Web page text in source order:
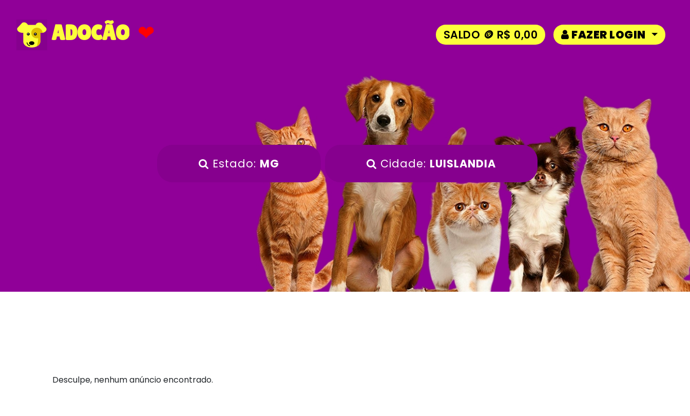
ADOCÃO ❤ SALDO 🪙 R$ 0,00 FAZER LOGIN
Estado: MG Cidade: LUISLANDIA
Desculpe, nenhum anúncio encontrado.